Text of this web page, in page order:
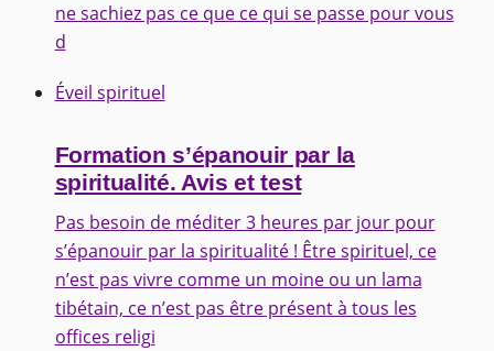
ne sachiez pas ce que ce qui se passe pour vous
d
Éveil spirituel
Formation s’épanouir par la
spiritualité. Avis et test
Pas besoin de méditer 3 heures par jour pour
s’épanouir par la spiritualité ! Être spirituel, ce
n’est pas vivre comme un moine ou un lama
tibétain, ce n’est pas être présent à tous les
offices religi